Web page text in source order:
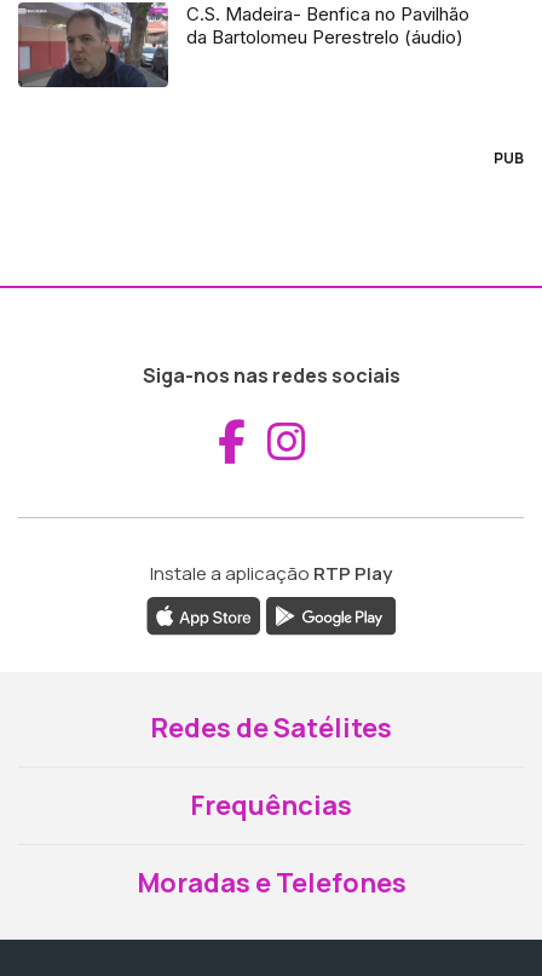
C.S. Madeira- Benfica no Pavilhão
da Bartolomeu Perestrelo (áudio)
PUB
Siga-nos nas redes sociais
Aceder ao
Instale a aplicação RTP Play
Redes de Satélites
Frequências
Moradas e Telefones